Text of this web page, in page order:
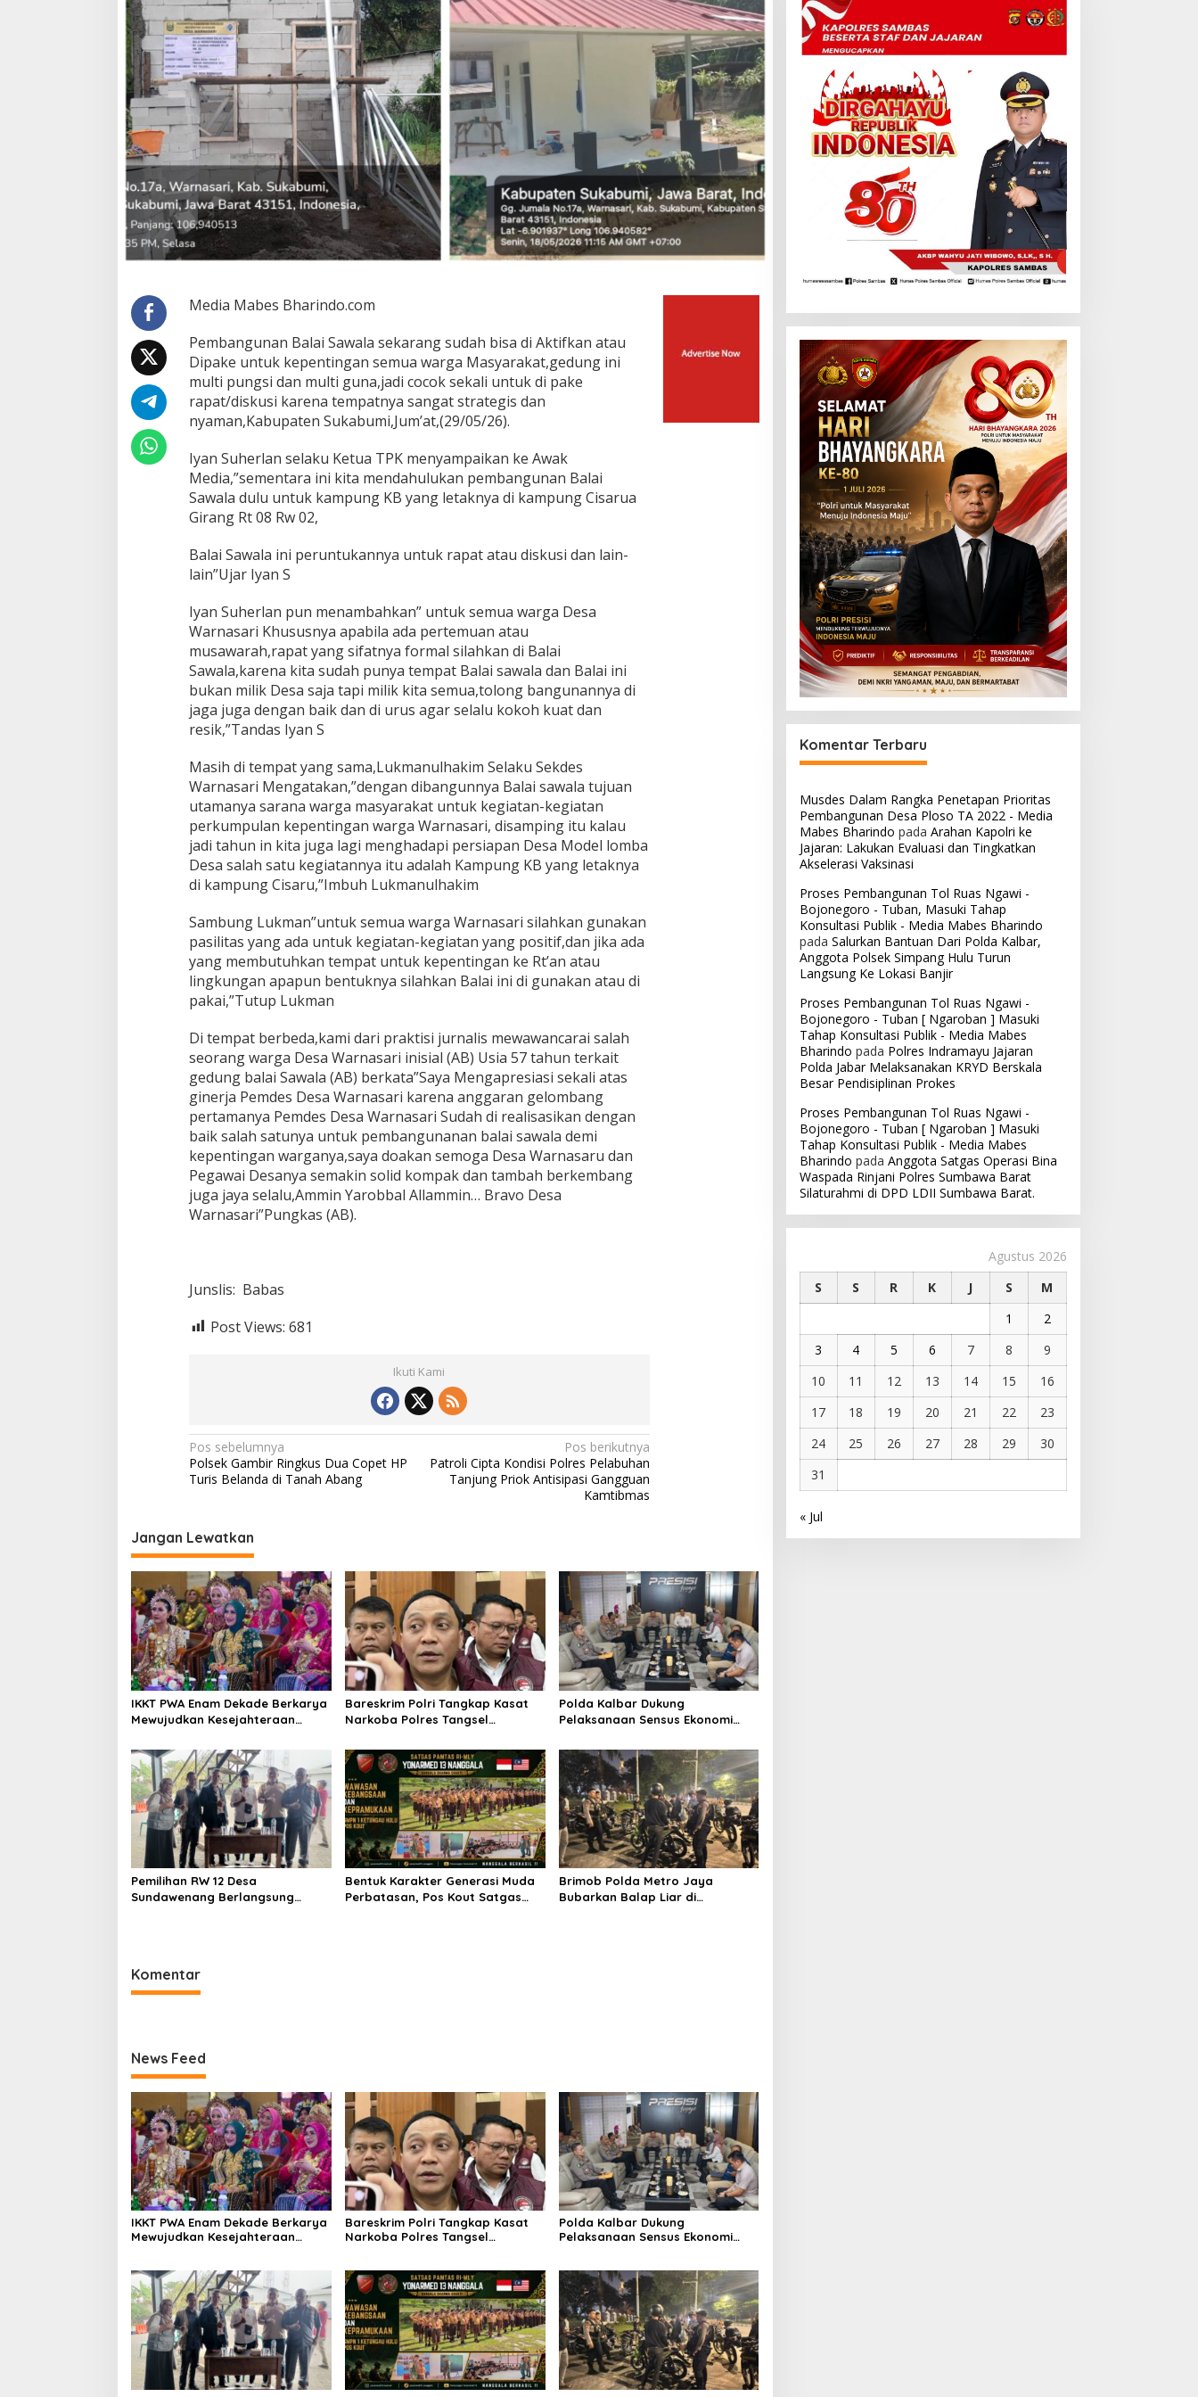
a
r
n
a
s
a
r
i
S
u
d
a
h
R
a
m
n
,
W
a
r
g
a
s
y
a
r
a
t
e
n
g
a
p
r
e
s
i
s
i
K
i
n
e
r
j
e
m
d
e
s
Media Mabes Bharindo.com
Pembangunan Balai Sawala sekarang sudah bisa di Aktifkan atau
Dipake untuk kepentingan semua warga Masyarakat,gedung ini
multi pungsi dan multi guna,jadi cocok sekali untuk di pake
rapat/diskusi karena tempatnya sangat strategis dan
nyaman,Kabupaten Sukabumi,Jum’at,(29/05/26).
Iyan Suherlan selaku Ketua TPK menyampaikan ke Awak
Media,”sementara ini kita mendahulukan pembangunan Balai
Sawala dulu untuk kampung KB yang letaknya di kampung Cisarua
Girang Rt 08 Rw 02,
Balai Sawala ini peruntukannya untuk rapat atau diskusi dan lain-
lain”Ujar Iyan S
Iyan Suherlan pun menambahkan” untuk semua warga Desa
Warnasari Khususnya apabila ada pertemuan atau
musawarah,rapat yang sifatnya formal silahkan di Balai
Sawala,karena kita sudah punya tempat Balai sawala dan Balai ini
bukan milik Desa saja tapi milik kita semua,tolong bangunannya di
jaga juga dengan baik dan di urus agar selalu kokoh kuat dan
resik,”Tandas Iyan S
Masih di tempat yang sama,Lukmanulhakim Selaku Sekdes
Warnasari Mengatakan,”dengan dibangunnya Balai sawala tujuan
utamanya sarana warga masyarakat untuk kegiatan-kegiatan
perkumpulan kepentingan warga Warnasari, disamping itu kalau
jadi tahun in kita juga lagi menghadapi persiapan Desa Model lomba
Desa salah satu kegiatannya itu adalah Kampung KB yang letaknya
di kampung Cisaru,”Imbuh Lukmanulhakim
Sambung Lukman”untuk semua warga Warnasari silahkan gunakan
pasilitas yang ada untuk kegiatan-kegiatan yang positif,dan jika ada
yang membutuhkan tempat untuk kepentingan ke Rt’an atau
lingkungan apapun bentuknya silahkan Balai ini di gunakan atau di
pakai,”Tutup Lukman
Di tempat berbeda,kami dari praktisi jurnalis mewawancarai salah
seorang warga Desa Warnasari inisial (AB) Usia 57 tahun terkait
gedung balai Sawala (AB) berkata”Saya Mengapresiasi sekali atas
ginerja Pemdes Desa Warnasari karena anggaran gelombang
pertamanya Pemdes Desa Warnasari Sudah di realisasikan dengan
baik salah satunya untuk pembangunanan balai sawala demi
kepentingan warganya,saya doakan semoga Desa Warnasaru dan
Pegawai Desanya semakin solid kompak dan tambah berkembang
juga jaya selalu,Ammin Yarobbal Allammin… Bravo Desa
Warnasari”Pungkas (AB).
Junslis: Babas
Post Views: 681
Ikuti Kami
N
a
i
g
a
s
i
p
o
s
Pos sebelumnya
Polsek Gambir Ringkus Dua Copet HP
Turis Belanda di Tanah Abang
Pos berikutnya
Patroli Cipta Kondisi Polres Pelabuhan
Tanjung Priok Antisipasi Gangguan
Kamtibmas
Jangan Lewatkan
IKKT PWA Enam Dekade Berkarya
Mewujudkan Kesejahteraan
Bareskrim Polri Tangkap Kasat
Narkoba Polres Tangsel
Terlibat Kasus Narkoba
Polda Kalbar Dukung
Pelaksanaan Sensus Ekonomi
Perekonomian Daerah
Pemilihan RW 12 Desa
Sundawenang Berlangsung
Bentuk Karakter Generasi Muda
Perbatasan, Pos Kout Satgas
Brimob Polda Metro Jaya
Bubarkan Balap Liar di
Komentar
News Feed
IKKT PWA Enam Dekade Berkarya
Mewujudkan Kesejahteraan
Bareskrim Polri Tangkap Kasat
Narkoba Polres Tangsel
Polda Kalbar Dukung
Pelaksanaan Sensus Ekonomi
Komentar Terbaru
Musdes Dalam Rangka Penetapan Prioritas
Pembangunan Desa Ploso TA 2022 - Media
Mabes Bharindo pada Arahan Kapolri ke
Jajaran: Lakukan Evaluasi dan Tingkatkan
Akselerasi Vaksinasi
Proses Pembangunan Tol Ruas Ngawi -
Bojonegoro - Tuban, Masuki Tahap
Konsultasi Publik - Media Mabes Bharindo
pada Salurkan Bantuan Dari Polda Kalbar,
Anggota Polsek Simpang Hulu Turun
Langsung Ke Lokasi Banjir
Proses Pembangunan Tol Ruas Ngawi -
Bojonegoro - Tuban [ Ngaroban ] Masuki
Tahap Konsultasi Publik - Media Mabes
Bharindo pada Polres Indramayu Jajaran
Polda Jabar Melaksanakan KRYD Berskala
Besar Pendisiplinan Prokes
Proses Pembangunan Tol Ruas Ngawi -
Bojonegoro - Tuban [ Ngaroban ] Masuki
Tahap Konsultasi Publik - Media Mabes
Bharindo pada Anggota Satgas Operasi Bina
Waspada Rinjani Polres Sumbawa Barat
Silaturahmi di DPD LDII Sumbawa Barat.
Agustus 2026
S
S R K J S
M
1
2
3
4 5 6 7 8
9
10
11 12 13 14 15
16
17
18 19 20 21 22
23
24
25 26 27 28 29
30
31
« Jul